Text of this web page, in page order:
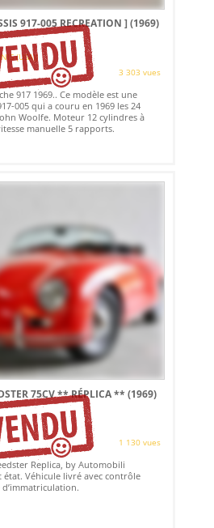
917-005 RECREATION ] (1969)
(USA))
3 303 vues
917 1969.. Ce modèle est une
005 qui a couru en 1969 les 24
Woolfe. Moteur 12 cylindres à
manuelle 5 rapports.
75CV ** RÉPLICA ** (1969)
1 130 vues
Replica, by Automobili
état. Véhicule livré avec contrôle